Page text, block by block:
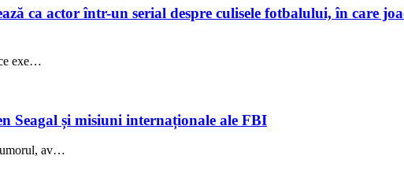
ca actor într-un serial despre culisele fotbalului, în care
exe…
Seagal și misiuni internaționale ale FBI
umorul, av…